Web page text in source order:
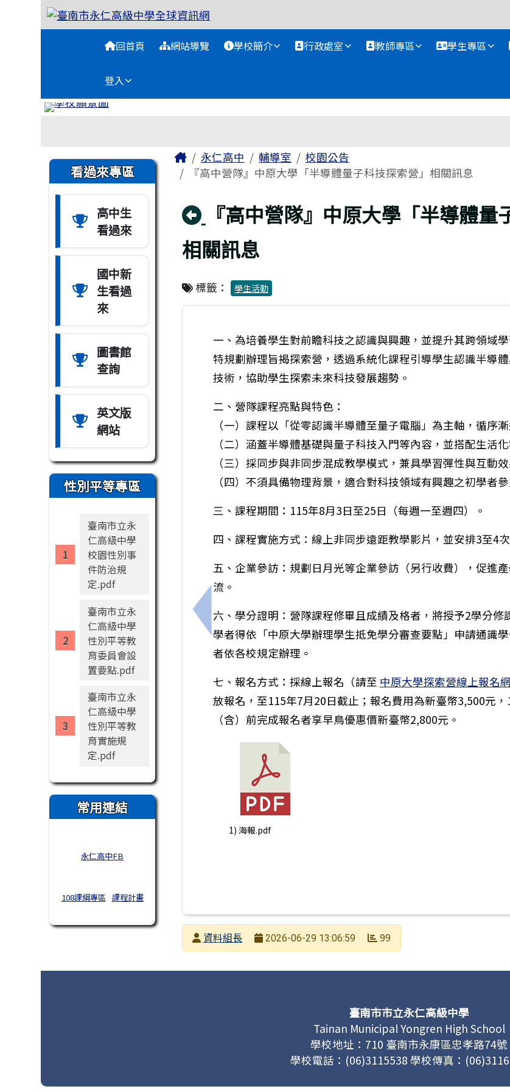
跳至主內容區
臺南市永仁高級中學全球資訊網
回首頁 網站導覽 學校簡介 行政處室 教師專區 學生專區
登入
左邊區域內容
看過來專區
高中生
看過來
國中新
生看過
來
圖書館
查詢
英文版
網站
性別平等專區
臺南市立永
仁高級中學
校園性別事
件防治規
定.pdf
臺南市立永
仁高級中學
性別平等教
育委員會設
置要點.pdf
臺南市立永
仁高級中學
性別平等教
育實施規
定.pdf
常用連結
永仁高中FB
108課綱專區 課程計畫
主內容區域
Home永仁高中 輔導室
校園公告
『高中營隊』中原大學「半導體量子科技探索營」相關訊息
回上頁
『高中營隊』中原大學「半導體量
相關訊息
標籤： 學生活動
上一筆：『高中營隊』中原大學體驗營「大學微積分探索營」
一、為培養學生對前瞻科技之認識與興趣，並提升其跨領域
特規劃辦理旨揭探索營，透過系統化課程引導學生認識半導
技術，協助學生探索未來科技發展趨勢。
二、營隊課程亮點與特色：
（一）課程以「從零認識半導體至量子電腦」為主軸，循序
（二）涵蓋半導體基礎與量子科技入門等內容，並搭配生活
（三）採同步與非同步混成教學模式，兼具學習彈性與互動效
（四）不須具備物理背景，適合對科技領域有興趣之初學者參
三、課程期間：115年8月3日至25日（每週一至週四）。
四、課程實施方式：線上非同步遠距教學影片，並安排3至4
五、企業參訪：規劃日月光等企業參訪（另行收費），促進
流。
六、學分證明：營隊課程修畢且成績及格者，將授予2學分修
學者得依「中原大學辦理學生抵免學分審查要點」申請通識
者依各校規定辦理。
七、報名方式：採線上報名（請至 中原大學探索營線上報名
放報名，至115年7月20日截止；報名費用為新臺幣3,500元，
（含）前完成報名者享早鳥優惠價新臺幣2,800元。
1) 海報.pdf
發布者資料組長
2026-06-29 13:06:59 99
頁尾區域
臺南市市立永仁高級中學
Tainan Municipal Yongren High School
學校地址：710 臺南市永康區忠孝路74號
學校電話：(06)3115538 學校傳真：